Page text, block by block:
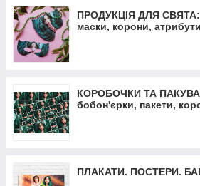
ПРОДУКЦІЯ ДЛЯ СВЯТА:
маски, корони,
КОРОБОЧКИ ТА
бобон'єрки, пакети,
ПЛАКАТИ. ПОСТЕРИ.